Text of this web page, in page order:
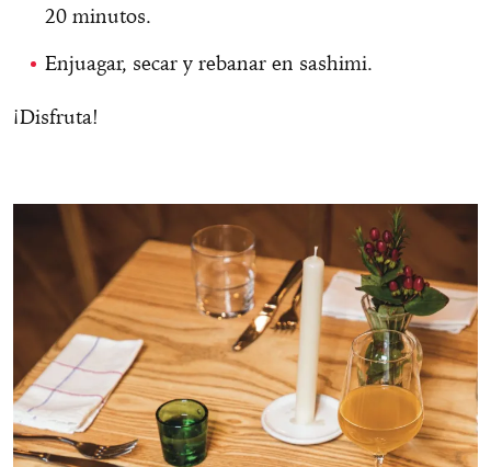
20 minutos.
Enjuagar, secar y rebanar en sashimi.
¡Disfruta!